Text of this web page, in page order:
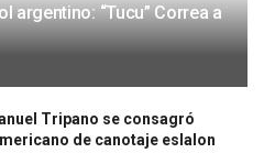
argentino: “Tucu” Correa a
Tripano se consagró
de canotaje eslalon